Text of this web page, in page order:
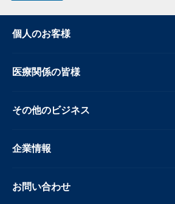
個人のお客様
医療関係の皆様
その他のビジネス
企業情報
お問い合わせ